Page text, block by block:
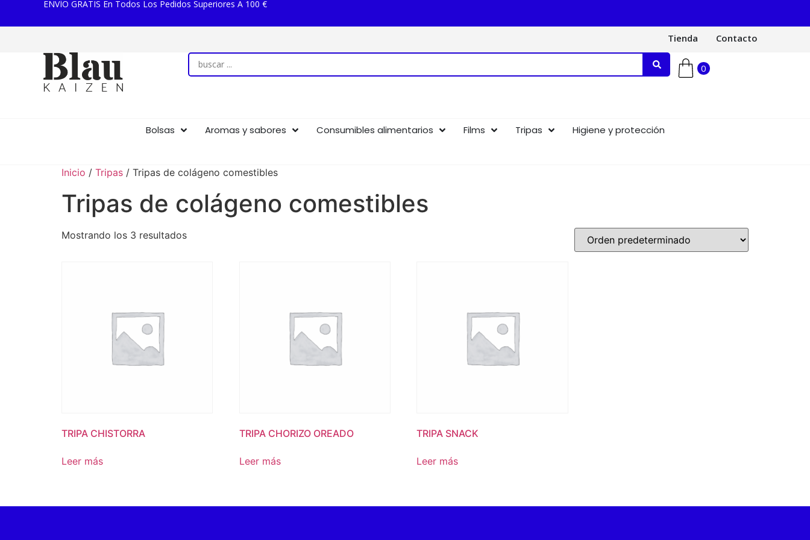
ENVÍO GRATIS En Todos Los Pedidos Superiores A 100 €
Tienda Contacto
0
Bolsas Aromas y sabores Consumibles alimentarios Films Tripas Higiene y protección
Inicio / Tripas / Tripas de colágeno comestibles
Tripas de colágeno comestibles
Mostrando los 3 resultados
TRIPA CHISTORRA
Leer más
TRIPA CHORIZO OREADO
Leer más
TRIPA SNACK
Leer más